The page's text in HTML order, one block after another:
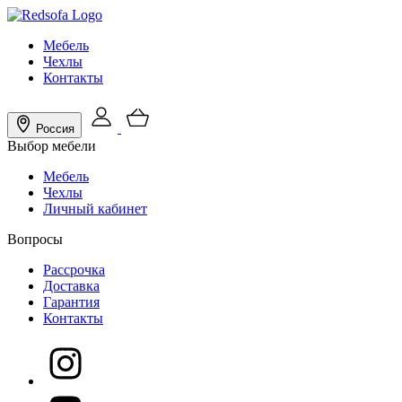
Мебель
Чехлы
Контакты
Россия
Выбор мебели
Мебель
Чехлы
Личный кабинет
Вопросы
Рассрочка
Доставка
Гарантия
Контакты